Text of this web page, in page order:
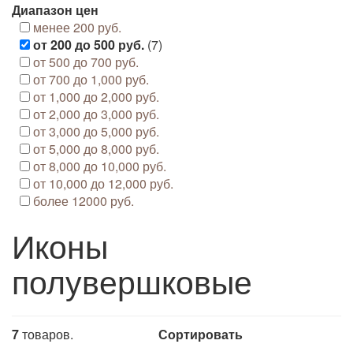
Диапазон цен
менее 200 руб.
от 200 до 500 руб. (7)
от 500 до 700 руб.
от 700 до 1,000 руб.
от 1,000 до 2,000 руб.
от 2,000 до 3,000 руб.
от 3,000 до 5,000 руб.
от 5,000 до 8,000 руб.
от 8,000 до 10,000 руб.
от 10,000 до 12,000 руб.
более 12000 руб.
Иконы
полувершковые
7товаров. Сортировать